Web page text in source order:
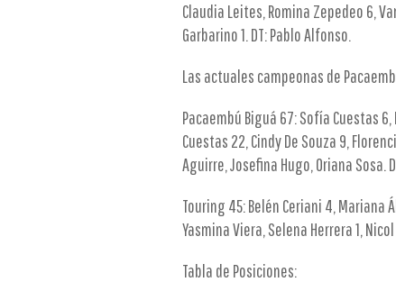
Claudia Leites, Romina Zepedeo 6,
Garbarino 1. DT: Pablo Alfonso.
Las actuales campeonas de
Pacaembú Biguá 67: Sofía Cuestas
Cuestas 22, Cindy De Souza 9,
Aguirre, Josefina Hugo, Oriana Sosa.
Touring 45: Belén Ceriani 4, Mariana
Yasmina Viera, Selena Herrera 1,
Tabla de Posiciones: